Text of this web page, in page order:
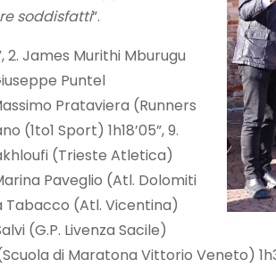
soddisfatti”.
2. James Murithi Mburugu
Puntel
Prataviera (Runners
(1to1 Sport) 1h18’05”, 9.
(Trieste Atletica)
Paveglio (Atl. Dolomiti
Tabacco (Atl. Vicentina)
(G.P. Livenza Sacile)
di Maratona Vittorio Veneto)